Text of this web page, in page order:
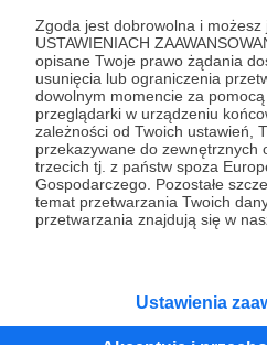
Zgoda jest dobrowolna i możesz
USTAWIENIACH
opisane Twoje prawo żądania
usunięcia lub ograniczenia
dowolnym momencie za
przeglądarki w urządzeniu
zależności od Twoich ustawień,
przekazywane do zewnętrznych
trzecich tj. z państw spoza
Gospodarczego. Pozostałe
temat przetwarzania Twoich
przetwarzania znajdują się w
Ustawienia
Wesprzyj działalność Autora